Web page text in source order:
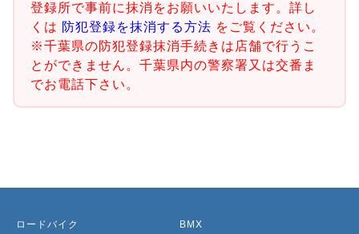
登録所で事前に抹消をお願いいたします。詳し
くは 防犯登録を抹消する方法 をご覧ください。
※千葉県の防犯登録抹消手続きは店舗で行うこ
とができません。千葉県内の警察署又は交番ま
でお電話下さい。
ロードバイク BMX